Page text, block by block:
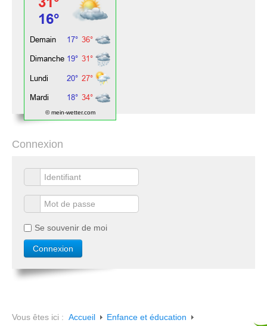
© mein-wetter.com
Connexion
Se souvenir de moi
Vous êtes ici : Accueil
Enfance et éducation